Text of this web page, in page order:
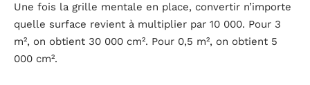
Une fois la grille mentale en place, convertir n’importe
quelle surface revient à multiplier par 10 000. Pour 3
m², on obtient 30 000 cm². Pour 0,5 m², on obtient 5
000 cm².